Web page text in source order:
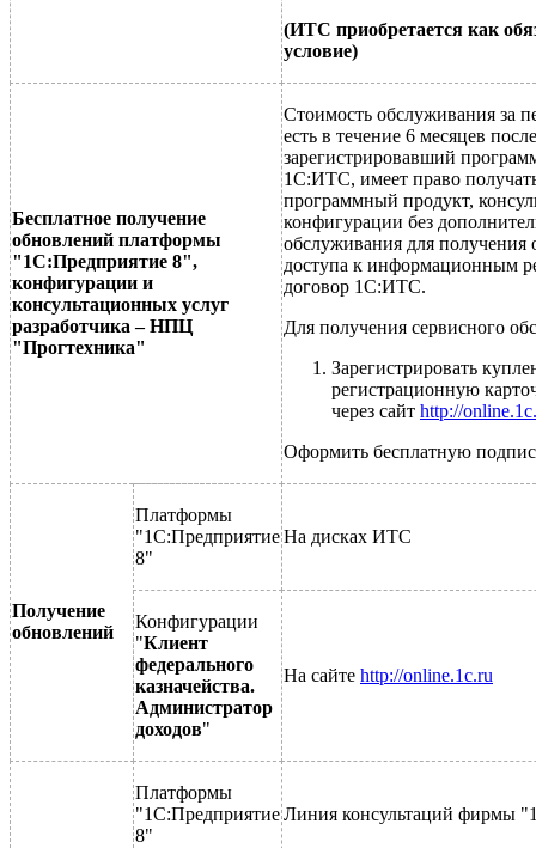
(ИТС приобретается как
условие)
Бесплатное получение
обновлений платформы
"1С:Предприятие 8",
конфигурации и
консультационных услуг
разработчика – НПЦ
"Прогтехника"
Стоимость обслуживания за
есть в течение 6 месяцев
зарегистрировавший
1С:ИТС, имеет право
программный продукт,
конфигурации без
обслуживания для
доступа к информационным
договор 1С:ИТС.
Для получения сервисного
Зарегистрировать
регистрационную
через сайт http://
Оформить бесплатную
Получение
обновлений
Платформы
"1С:Предприятие
8"
На дисках ИТС
Конфигурации
"Клиент
федерального
казначейства.
Администратор
доходов"
На сайте http://online.1c.ru
Платформы
"1С:Предприятие
8"
Линия консультаций фирмы